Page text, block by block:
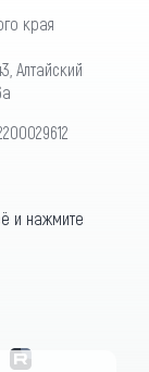
края
Алтайский
и нажмите